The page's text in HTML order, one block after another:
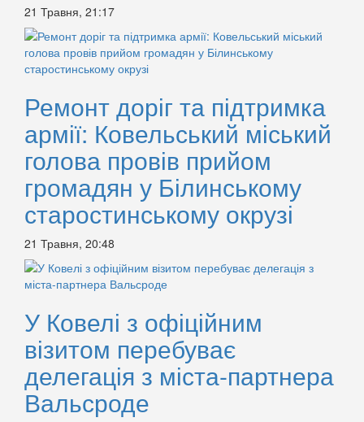
21 Травня, 21:17
Ремонт доріг та підтримка
армії: Ковельський міський
голова провів прийом
громадян у Білинському
старостинському окрузі
21 Травня, 20:48
У Ковелі з офіційним
візитом перебуває
делегація з міста-партнера
Вальсроде